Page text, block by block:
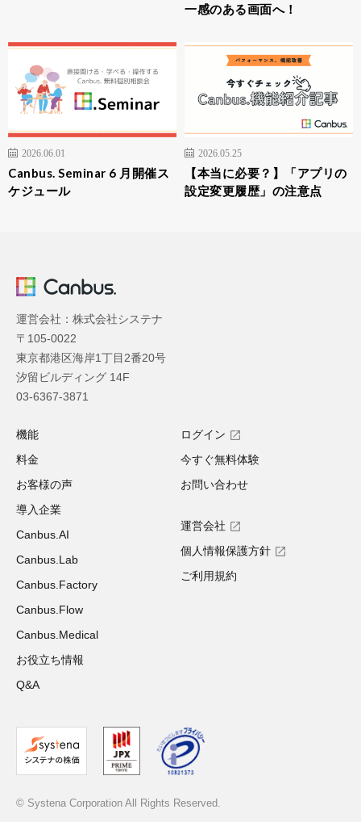
一感のある画面へ！
2026.06.01
Canbus. Seminar 6 月開催ス
ケジュール
2026.05.25
【本当に必要？】「アプリの
設定変更履歴」の注意点
運営会社：株式会社システナ
〒105-0022
東京都港区海岸1丁目2番20号
汐留ビルディング 14F
03-6367-3871
機能
料金
お客様の声
導入企業
Canbus.AI
Canbus.Lab
Canbus.Factory
Canbus.Flow
Canbus.Medical
お役立ち情報
Q&A
ログイン
今すぐ無料体験
お問い合わせ
運営会社
個人情報保護方針
ご利用規約
© Systena Corporation All Rights Reserved.